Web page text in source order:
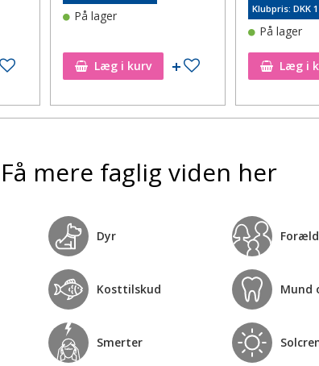
Tilføj til ønskeseddel
På lager
Læg i kurv Tilføj til ønskeseddel
Klubpris: DKK
På lager
Læg i
Få mere faglig viden her
Dyr
Kosttilskud Mund
Smerter